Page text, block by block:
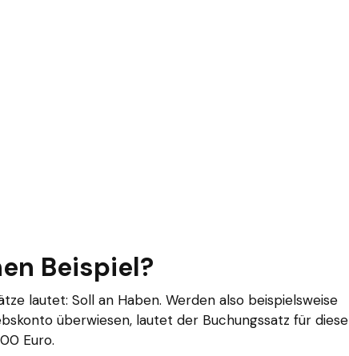
Beispiel?
lautet: Soll an Haben. Werden also beispielsweise
überwiesen, lautet der Buchungssatz für diese
Euro.